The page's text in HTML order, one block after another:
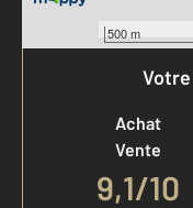
500 m
Achat
Vente
9,1/10